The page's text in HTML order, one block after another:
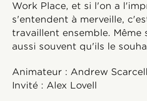
Work Place, et si l'on a
s'entendent à merveille,
travaillent ensemble. Même
aussi souvent qu'ils le
Animateur : Andrew
Invité : Alex Lovell